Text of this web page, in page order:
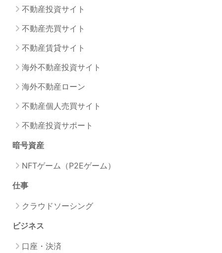
不動産投資サイト
不動産売買サイト
不動産賃貸サイト
海外不動産投資サイト
海外不動産ローン
不動産個人売買サイト
不動産投資サポート
暗号資産
NFTゲーム（P2Eゲーム）
仕事
クラウドソーシング
ビジネス
口座・決済